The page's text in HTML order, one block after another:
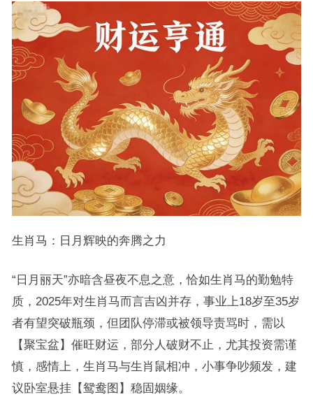
生肖马：日月辉映的奔腾之力
“日月丽天”亦暗含昼夜不息之意，恰如生肖马的勤勉特
质，2025年对生肖马而言吉凶并存，事业上18岁至35岁
者有望突破瓶颈，但团队停滞或被领导责骂时，需以
【聚宝盆】催旺财运，部分人破财不止，尤其投资需谨
慎，感情上，生肖马与生肖鼠相冲，小事争吵频发，建
议卧室悬挂【鸳鸯图】稳固姻缘。